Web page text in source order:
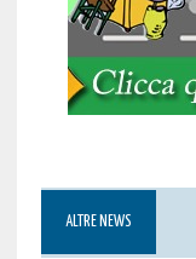
ALTRE NEWS